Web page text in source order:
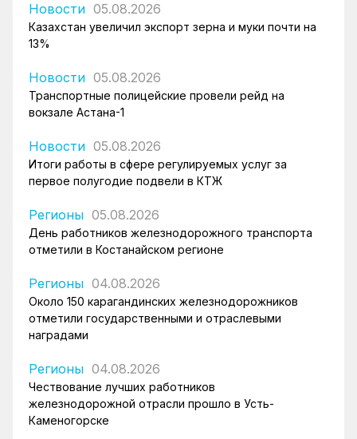
Новости 05.08.2026
Казахстан увеличил экспорт зерна и муки почти на
13%
Новости 05.08.2026
Транспортные полицейские провели рейд на
вокзале Астана-1
Новости 05.08.2026
Итоги работы в сфере регулируемых услуг за
первое полугодие подвели в КТЖ
Регионы 05.08.2026
День работников железнодорожного транспорта
отметили в Костанайском регионе
Регионы 04.08.2026
Около 150 карагандинских железнодорожников
отметили государственными и отраслевыми
наградами
Регионы 04.08.2026
Чествование лучших работников
железнодорожной отрасли прошло в Усть-
Каменогорске